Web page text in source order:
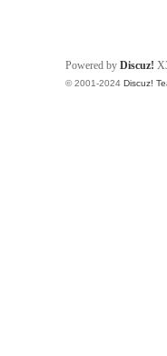
Powered by Discuz!
© 2001-2024 Discuz!